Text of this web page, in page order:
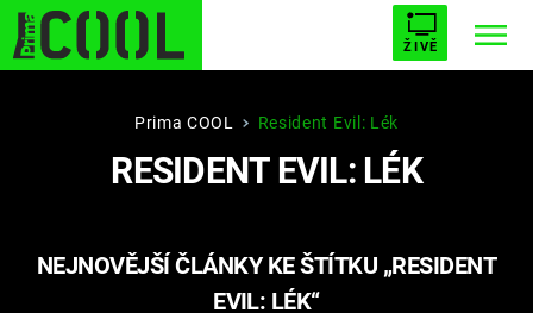
ŽIVĚ
STARHOUSE BUFFY, PŘEMOŽITELKA UPÍRŮ
PLNEJ KOTEL AVENGERS 5
Prima COOL Resident Evil: Lék
RESIDENT EVIL: LÉK
NEJNOVĚJŠÍ ČLÁNKY KE ŠTÍTKU „RESIDENT
EVIL: LÉK“